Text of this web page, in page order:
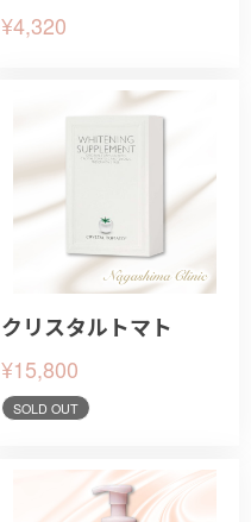
¥4,320
クリスタルトマト
¥15,800
SOLD OUT